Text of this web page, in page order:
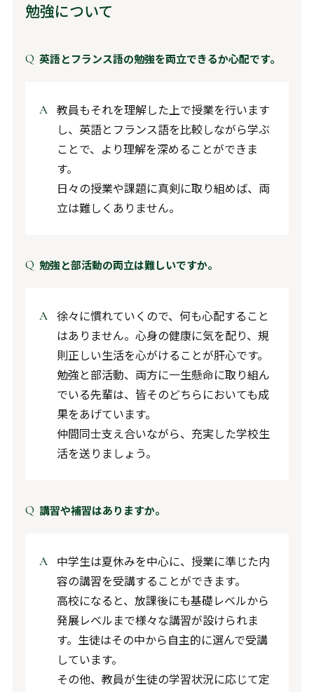
勉強について
英語とフランス語の勉強を両立できるか心配です。
教員もそれを理解した上で授業を行います
し、英語とフランス語を比較しながら学ぶ
ことで、より理解を深めることができま
す。
日々の授業や課題に真剣に取り組めば、両
立は難しくありません。
勉強と部活動の両立は難しいですか。
徐々に慣れていくので、何も心配すること
はありません。心身の健康に気を配り、規
則正しい生活を心がけることが肝心です。
勉強と部活動、両方に一生懸命に取り組ん
でいる先輩は、皆そのどちらにおいても成
果をあげています。
仲間同士支え合いながら、充実した学校生
活を送りましょう。
講習や補習はありますか。
中学生は夏休みを中心に、授業に準じた内
容の講習を受講することができます。
高校になると、放課後にも基礎レベルから
発展レベルまで様々な講習が設けられま
す。生徒はその中から自主的に選んで受講
しています。
その他、教員が生徒の学習状況に応じて定